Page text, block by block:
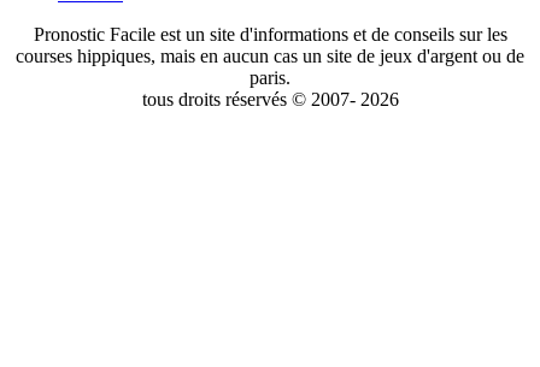
Pronostic Facile est un site d'informations et de conseils sur les
courses hippiques, mais en aucun cas un site de jeux d'argent ou de
paris.
tous droits réservés © 2007- 2026